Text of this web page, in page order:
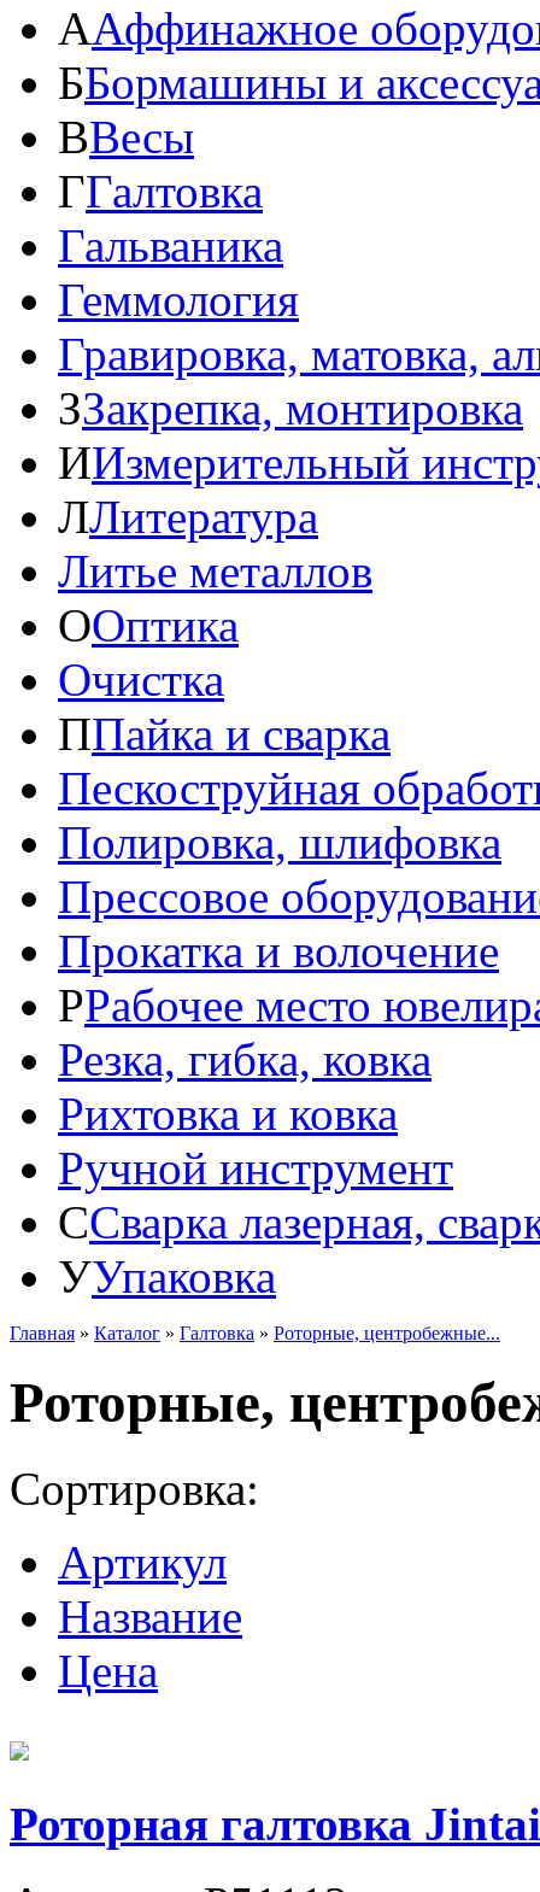
ААффинажное
ББормашины и
ВВесы
ГГалтовка
Гальваника
Геммология
Гравировка, матовка,
ЗЗакрепка, монтировка
ИИзмерительный
ЛЛитература
Литье металлов
ООптика
Очистка
ППайка и сварка
Пескоструйная
Полировка, шлифовка
Прессовое
Прокатка и волочение
РРабочее место
Резка, гибка, ковка
Рихтовка и ковка
Ручной инструмент
ССварка лазерная,
УУпаковка
Главная » Каталог » Галтовка » Роторные, центробежные...
Роторные,
Сортировка:
Артикул
Название
Цена
Роторная галтовка